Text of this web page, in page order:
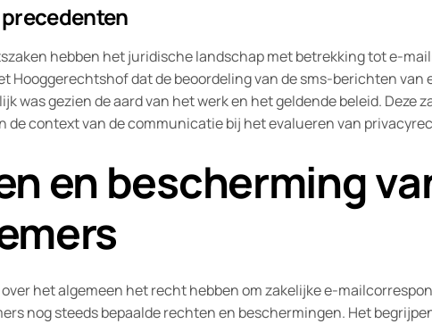
hebben het juridische landschap met betrekking tot e-
Hooggerechtshof dat de beoordeling van de sms-berichten van
was gezien de aard van het werk en het geldende beleid. Deze
de context van de communicatie bij het evalueren van
en bescherming
het algemeen het recht hebben om zakelijke e-
nog steeds bepaalde rechten en beschermingen. Het